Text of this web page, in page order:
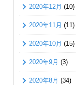
2020年12月 (10)
2020年11月 (11)
2020年10月 (15)
2020年9月 (3)
2020年8月 (34)